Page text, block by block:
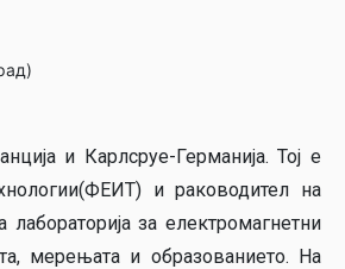
и Карлсруе-Германија. Тој е
и раководител на
за електромагнетни
мерењата и образованието. На